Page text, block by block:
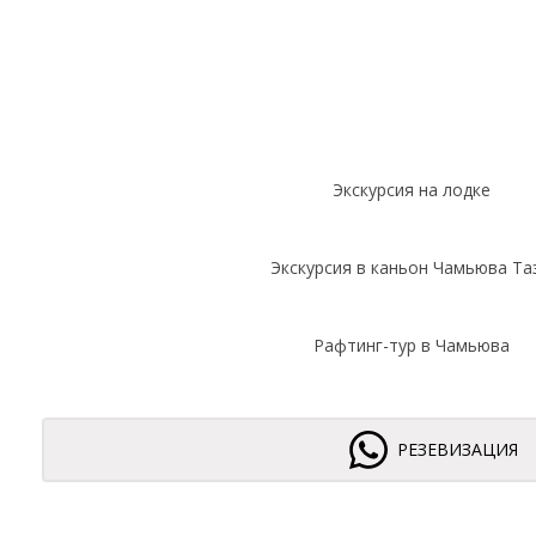
Экскурсия на лодке
Экскурсия в каньон Чамьюва
Рафтинг-тур в Чамьюва
РЕЗЕВИЗАЦИЯ